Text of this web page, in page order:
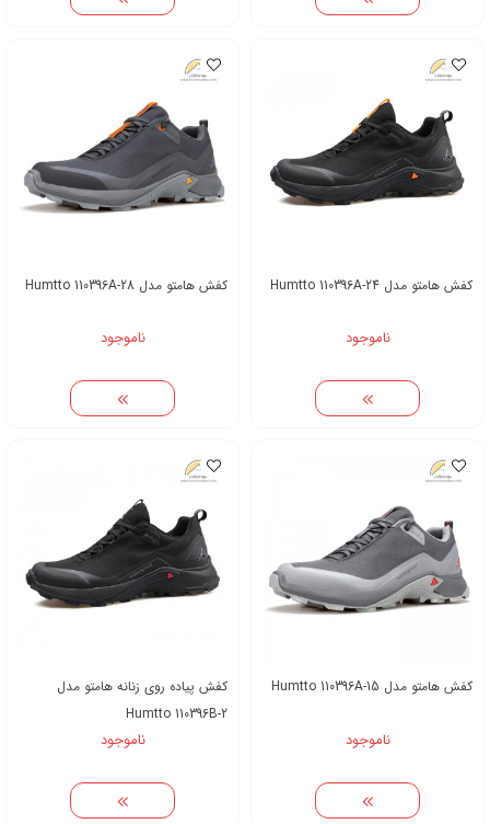
کفش هامتو مدل Humtto 110396A-24
ناموجود
کفش هامتو مدل Humtto 110396A-28
ناموجود
کفش هامتو مدل Humtto 110396A-15
ناموجود
کفش پیاده روی زنانه هامتو مدل
Humtto 110396B-2
ناموجود